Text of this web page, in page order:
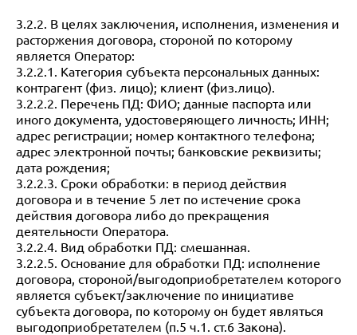
3.2.2. В целях заключения, исполнения, изменения и
расторжения договора, стороной по которому
является Оператор:
3.2.2.1. Категория субъекта персональных данных:
контрагент (физ. лицо); клиент (физ.лицо).
3.2.2.2. Перечень ПД: ФИО; данные паспорта или
иного документа, удостоверяющего личность; ИНН;
адрес регистрации; номер контактного телефона;
адрес электронной почты; банковские реквизиты;
дата рождения;
3.2.2.3. Сроки обработки: в период действия
договора и в течение 5 лет по истечение срока
действия договора либо до прекращения
деятельности Оператора.
3.2.2.4. Вид обработки ПД: смешанная.
3.2.2.5. Основание для обработки ПД: исполнение
договора, стороной/выгодоприобретателем которого
является субъект/заключение по инициативе
субъекта договора, по которому он будет являться
выгодоприобретателем (п.5 ч.1. ст.6 Закона).